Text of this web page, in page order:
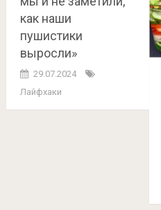
как наши
пушистики
выросли»
29.07.2024
Лайфхаки